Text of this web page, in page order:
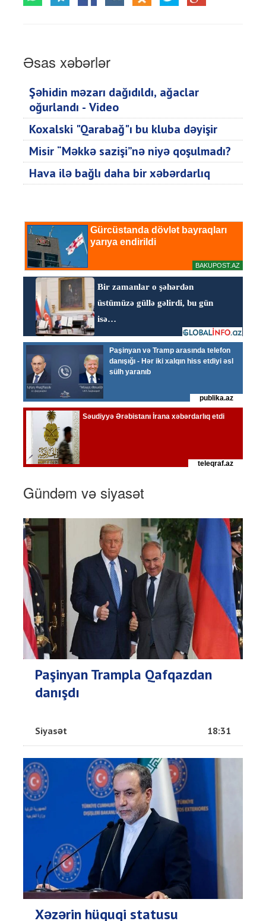
Əsas xəbərlər
Şəhidin məzarı dağıdıldı, ağaclar
oğurlandı - Video
Koxalski "Qarabağ"ı bu kluba dəyişir
Misir “Məkkə sazişi”nə niyə qoşulmadı?
Hava ilə bağlı daha bir xəbərdarlıq
Gündəm və siyasət
Paşinyan Trampla Qafqazdan
danışdı
Siyasət 18:31
Xəzərin hüquqi statusu